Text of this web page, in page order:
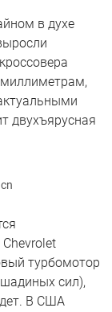
в духе
двухъярусная
турбомотор
сил),
В США